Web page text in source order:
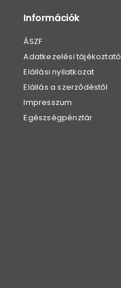
Információk
ÁSZF
Adatkezelési tájékoztató
Elállási nyilatkozat
Elállás a szerződéstől
Impresszum
Egészségpénztár